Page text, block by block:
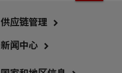
供应链管理
新闻中心